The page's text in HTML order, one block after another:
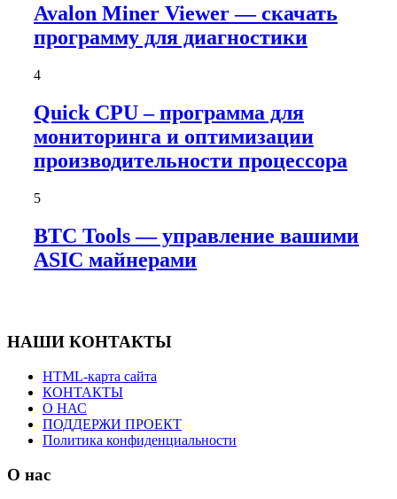
Avalon Miner Viewer — скачать
программу для диагностики
4
Quick CPU – программа для
мониторинга и оптимизации
производительности процессора
5
BTC Tools — управление вашими
ASIC майнерами
НАШИ КОНТАКТЫ
HTML-карта сайта
КОНТАКТЫ
О НАС
ПОДДЕРЖИ ПРОЕКТ
Политика конфиденциальности
О нас